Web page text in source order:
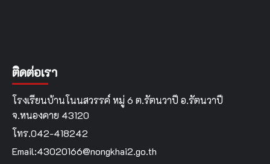
ติดต่อเรา
โรงเรียนบ้านโนนสวรรค์ หมู่ 6 ต.รัตนวาปี อ.รัตนวาปี
จ.หนองคาย 43120
โทร.042-418242
Email:43020166@nongkhai2.go.th